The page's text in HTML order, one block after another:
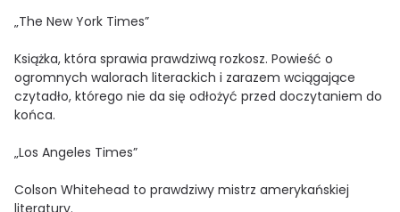
„The New York Times”
Książka, która sprawia prawdziwą rozkosz. Powieść o
ogromnych walorach literackich i zarazem wciągające
czytadło, którego nie da się odłożyć przed doczytaniem do
końca.
„Los Angeles Times”
Colson Whitehead to prawdziwy mistrz amerykańskiej
literatury.